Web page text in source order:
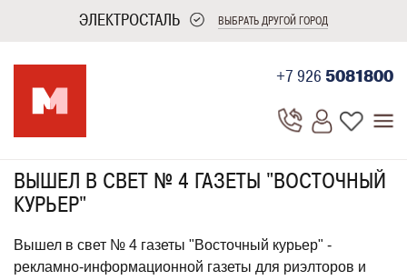
ЭЛЕКТРОСТАЛЬ ВЫБРАТЬ ДРУГОЙ ГОРОД
+7 926 5081800
ВЫШЕЛ В СВЕТ № 4 ГАЗЕТЫ "ВОСТОЧНЫЙ
КУРЬЕР"
Вышел в свет № 4 газеты "Восточный курьер" -
рекламно-информационной газеты для риэлторов и